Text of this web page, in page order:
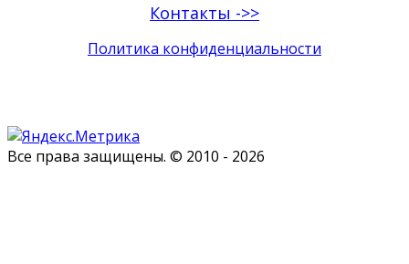
Контакты ->>
Политика конфиденциальности
Все права защищены. © 2010 - 2026